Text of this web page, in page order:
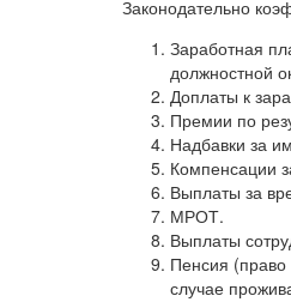
Законодательно
Заработная
должностной
Доплаты к
Премии по
Надбавки за
Компенсации
Выплаты за
МРОТ.
Выплаты
Пенсия (право
случае